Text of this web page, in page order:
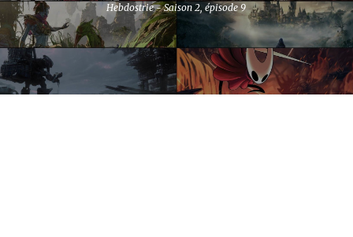
Hebdostrie - Saison 2, épisode 9